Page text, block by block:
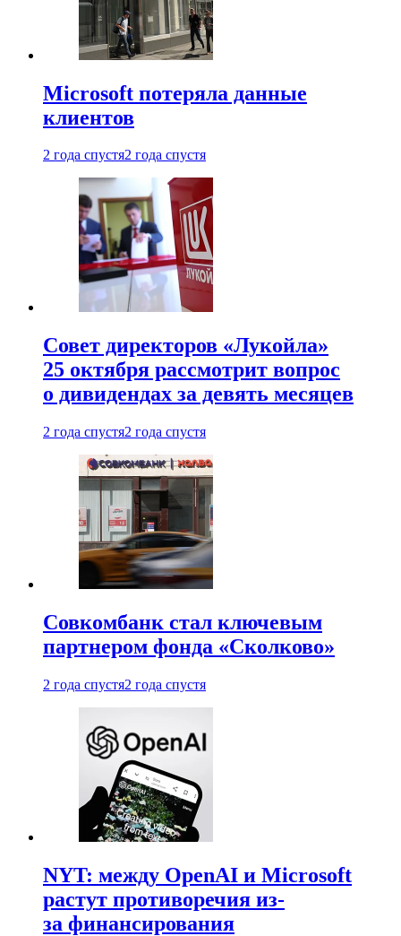
Microsoft потеряла данные
клиентов
2 года спустя2 года спустя
Совет директоров «Лукойла»
25 октября рассмотрит вопрос
о дивидендах за девять месяцев
2 года спустя2 года спустя
Совкомбанк стал ключевым
партнером фонда «Сколково»
2 года спустя2 года спустя
NYT: между OpenAI и Microsoft
растут противоречия из-
за финансирования